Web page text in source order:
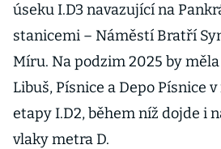
úseku I.D3 navazující na
stanicemi – Náměstí Bratří
Míru. Na podzim 2025 by
Libuš, Písnice a Depo Písnice
etapy I.D2, během níž dojde i
vlaky metra D.